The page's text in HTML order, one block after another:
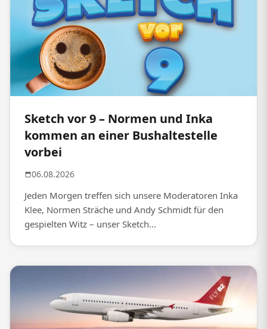
Sketch vor 9 – Normen und Inka
kommen an einer Bushaltestelle
vorbei
06.08.2026
Jeden Morgen treffen sich unsere Moderatoren Inka
Klee, Normen Sträche und Andy Schmidt für den
gespielten Witz – unser Sketch...